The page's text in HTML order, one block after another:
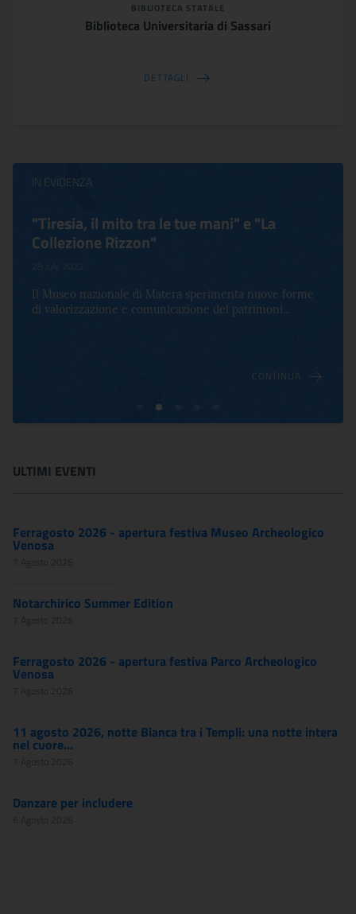
BIBLIOTECA STATALE
Biblioteca Universitaria di Sassari
DETTAGLI
IN EVIDENZA
"Tiresia, il mito tra le tue mani" e "La
Collezione Rizzon"
28 July 2022
Il Museo nazionale di Matera sperimenta nuove forme
di valorizzazione e comunicazione del patrimoni...
CONTINUA
ULTIMI EVENTI
Ferragosto 2026 - apertura festiva Museo Archeologico
Venosa
7 Agosto 2026
Notarchirico Summer Edition
7 Agosto 2026
Ferragosto 2026 - apertura festiva Parco Archeologico
Venosa
7 Agosto 2026
11 agosto 2026, notte Bianca tra i Templi: una notte intera
nel cuore...
7 Agosto 2026
Danzare per includere
6 Agosto 2026